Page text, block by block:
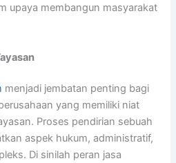
upaya membangun masyarakat
menjadi jembatan penting bagi
yang memiliki niat
Proses pendirian sebuah
aspek hukum, administratif,
Di sinilah peran jasa